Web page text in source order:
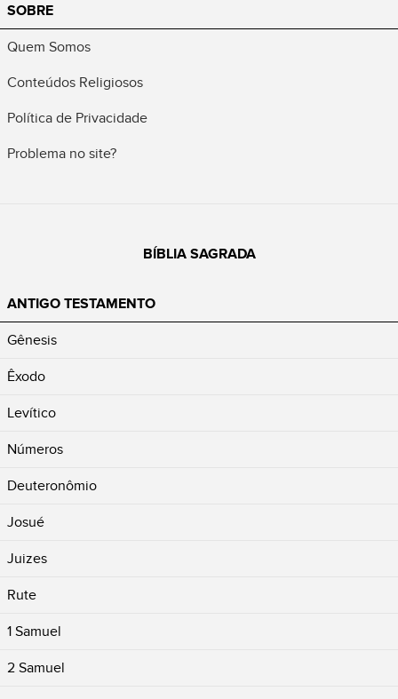
SOBRE
Quem Somos
Conteúdos Religiosos
Política de Privacidade
Problema no site?
BÍBLIA SAGRADA
ANTIGO TESTAMENTO
Gênesis
Êxodo
Levítico
Números
Deuteronômio
Josué
Juizes
Rute
1 Samuel
2 Samuel